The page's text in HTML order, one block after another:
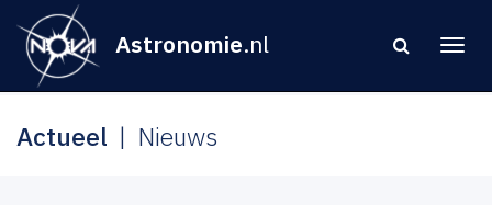
Astronomie.nl
Actueel Nieuws